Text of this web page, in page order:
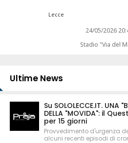
Lecce
24/05/2026
Stadio "Via del
Ultime News
Su SOLOLECCE.IT. UNA
DELLA "MOVIDA": il
per 15 giorni
Provvedimento d'urgenza
alcuni recenti episodi di